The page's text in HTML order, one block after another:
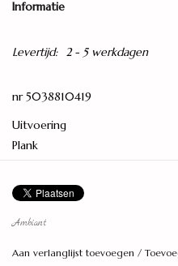
Informatie
Levertijd: 2 - 5 werkdagen
nr 5038810419
Uitvoering
Plank
242 mm
Lengte
Ambiant
Aan verlanglijst toevoegen /